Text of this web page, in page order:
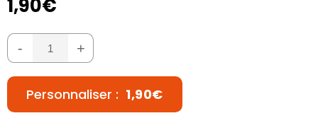
1,90€
- +
Personnaliser : 1,90€